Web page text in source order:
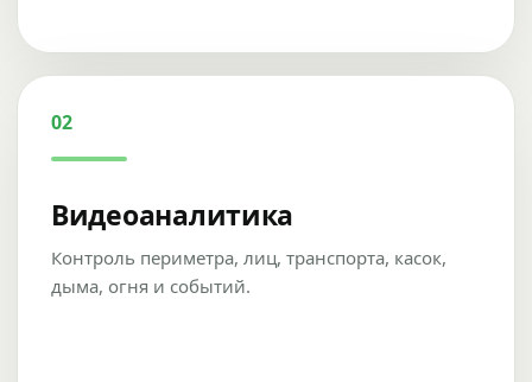
02
Видеоаналитика
Контроль периметра, лиц, транспорта, касок,
дыма, огня и событий.